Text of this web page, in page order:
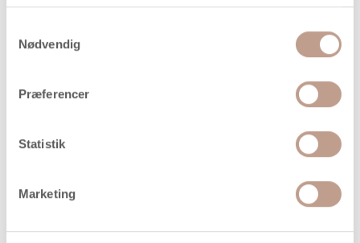
Nødvendig
Præferencer
Statistik
Marketing
Vandbaseret, semidækkende tusch i rigtig god robust
Velegnet på hvide sugende overflader fx papir, kardus,
karton, malebøger m.v